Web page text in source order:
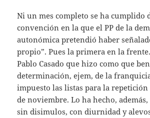
Ni un mes completo se ha cumplido
convención en la que el PP de la
autonómica pretendió haber
propio”. Pues la primera en la
Pablo Casado que hizo como que
determinación, ejem, de la
impuesto las listas para la
de noviembre. Lo ha hecho,
sin disimulos, con diurnidad y